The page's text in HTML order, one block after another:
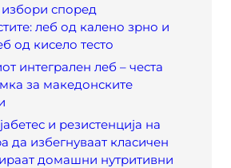
избори според
леб од калено зрно и
од кисело тесто
интегрален леб – честа
за македонските
и резистенција на
да избегнуваат класичен
домашни нутритивни